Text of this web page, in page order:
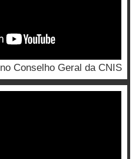
Conselho Geral da CNIS